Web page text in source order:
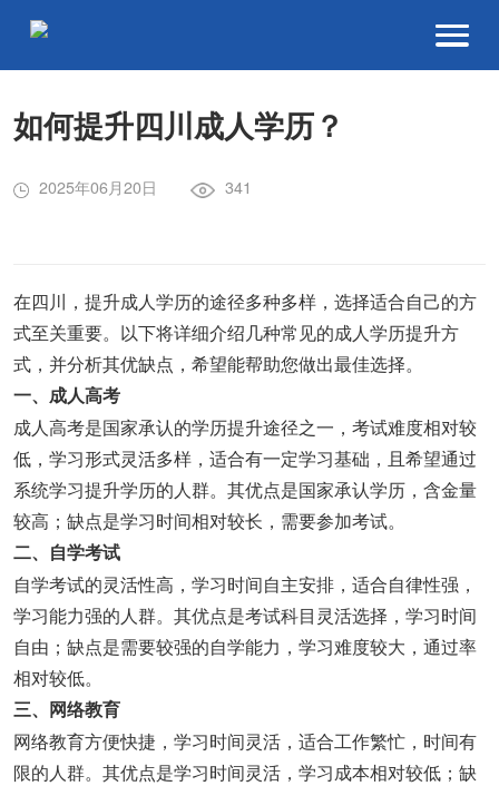
如何提升四川成人学历？
2025年06月20日 341
在四川，提升成人学历的途径多种多样，选择适合自己的方
式至关重要。以下将详细介绍几种常见的成人学历提升方
式，并分析其优缺点，希望能帮助您做出最佳选择。
一、成人高考
成人高考是国家承认的学历提升途径之一，考试难度相对较
低，学习形式灵活多样，适合有一定学习基础，且希望通过
系统学习提升学历的人群。其优点是国家承认学历，含金量
较高；缺点是学习时间相对较长，需要参加考试。
二、自学考试
自学考试的灵活性高，学习时间自主安排，适合自律性强，
学习能力强的人群。其优点是考试科目灵活选择，学习时间
自由；缺点是需要较强的自学能力，学习难度较大，通过率
相对较低。
三、网络教育
网络教育方便快捷，学习时间灵活，适合工作繁忙，时间有
限的人群。其优点是学习时间灵活，学习成本相对较低；缺